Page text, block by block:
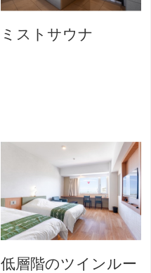
ミストサウナ
低層階のツインルー